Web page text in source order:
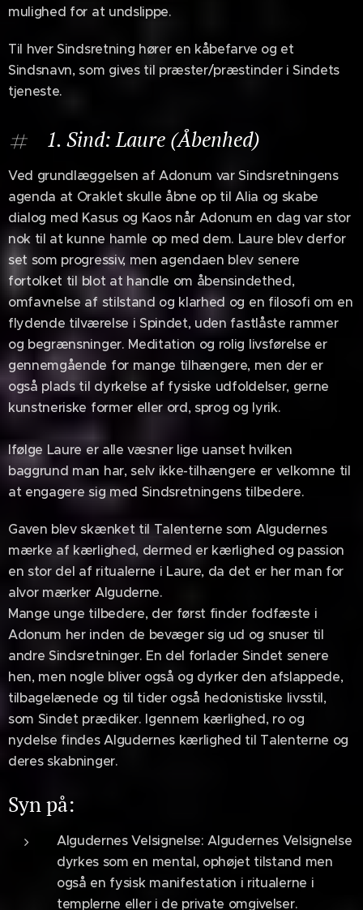
mulighed for at undslippe.
Til hver Sindsretning hører en kåbefarve og et
Sindsnavn, som gives til præster/præstinder i Sindets
tjeneste.
1. Sind: Laure (Åbenhed)
Ved grundlæggelsen af Adonum var Sindsretningens
agenda at Oraklet skulle åbne op til Alia og skabe
dialog med Kasus og Kaos når Adonum en dag var stor
nok til at kunne hamle op med dem. Laure blev derfor
set som progressiv, men agendaen blev senere
fortolket til blot at handle om åbensindethed,
omfavnelse af stilstand og klarhed og en filosofi om en
flydende tilværelse i Spindet, uden fastlåste rammer
og begrænsninger. Meditation og rolig livsførelse er
gennemgående for mange tilhængere, men der er
også plads til dyrkelse af fysiske udfoldelser, gerne
kunstneriske former eller ord, sprog og lyrik.
Ifølge Laure er alle væsner lige uanset hvilken
baggrund man har, selv ikke-tilhængere er velkomne til
at engagere sig med Sindsretningens tilbedere.
Gaven blev skænket til Talenterne som Algudernes
mærke af kærlighed, dermed er kærlighed og passion
en stor del af ritualerne i Laure, da det er her man for
alvor mærker Alguderne.
Mange unge tilbedere, der først finder fodfæste i
Adonum her inden de bevæger sig ud og snuser til
andre Sindsretninger. En del forlader Sindet senere
hen, men nogle bliver også og dyrker den afslappede,
tilbagelænede og til tider også hedonistiske livsstil,
som Sindet prædiker. Igennem kærlighed, ro og
nydelse findes Algudernes kærlighed til Talenterne og
deres skabninger.
Syn på:
Algudernes Velsignelse: Algudernes Velsignelse
dyrkes som en mental, ophøjet tilstand men
også en fysisk manifestation i ritualerne i
templerne eller i de private omgivelser.